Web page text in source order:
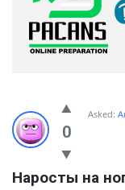
0
Asked:
Наросты на